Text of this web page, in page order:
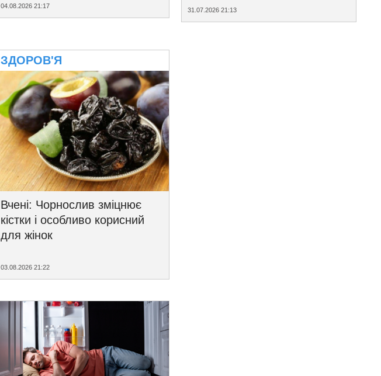
04.08.2026 21:17
ЗДОРОВ'Я
Вчені: Чорнослив зміцнює
кістки і особливо корисний
для жінок
03.08.2026 21:22
31.07.2026 21:13